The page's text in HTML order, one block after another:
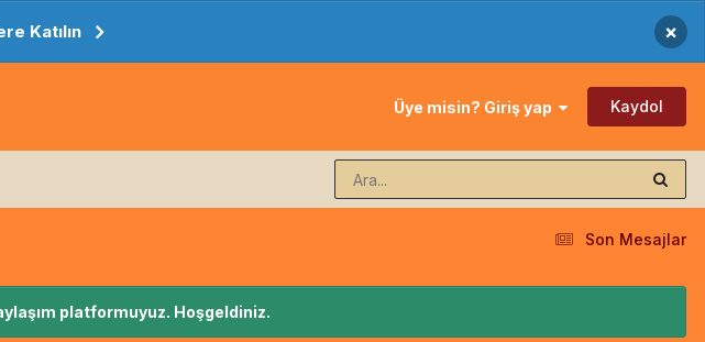
Katılın ×
Üye misin? Giriş yap Kaydol
Son Mesajlar
platformuyuz. Hoşgeldiniz.